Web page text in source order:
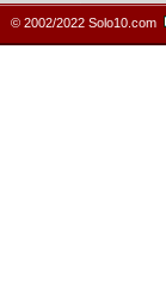
© 2002/2022 Solo10.com